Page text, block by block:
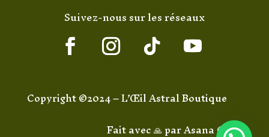
Suivez-nous sur les réseaux
Copyright ©2024 – L’Œil Astral Boutique
Fait avec 🙏 parAsana Code